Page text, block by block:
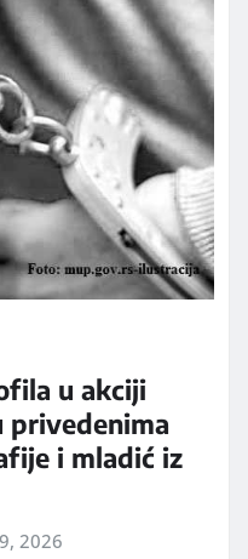
u akciji
privedenima
i mladić iz
2026